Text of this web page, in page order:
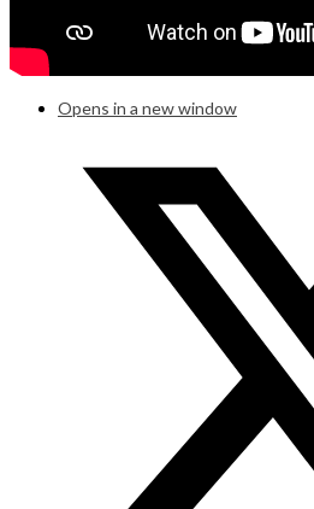
Opens in a new window